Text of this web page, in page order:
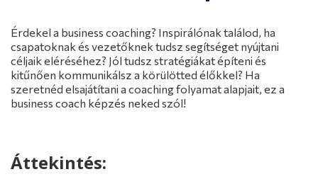
Érdekel a business coaching? Inspirálónak találod, ha
csapatoknak és vezetőknek tudsz segítséget nyújtani
céljaik eléréséhez? Jól tudsz stratégiákat építeni és
kitűnően kommunikálsz a körülötted élőkkel? Ha
szeretnéd elsajátítani a coaching folyamat alapjait, ez a
business coach képzés neked szól!
Áttekintés:
Hogyan épül fel a kurzus?